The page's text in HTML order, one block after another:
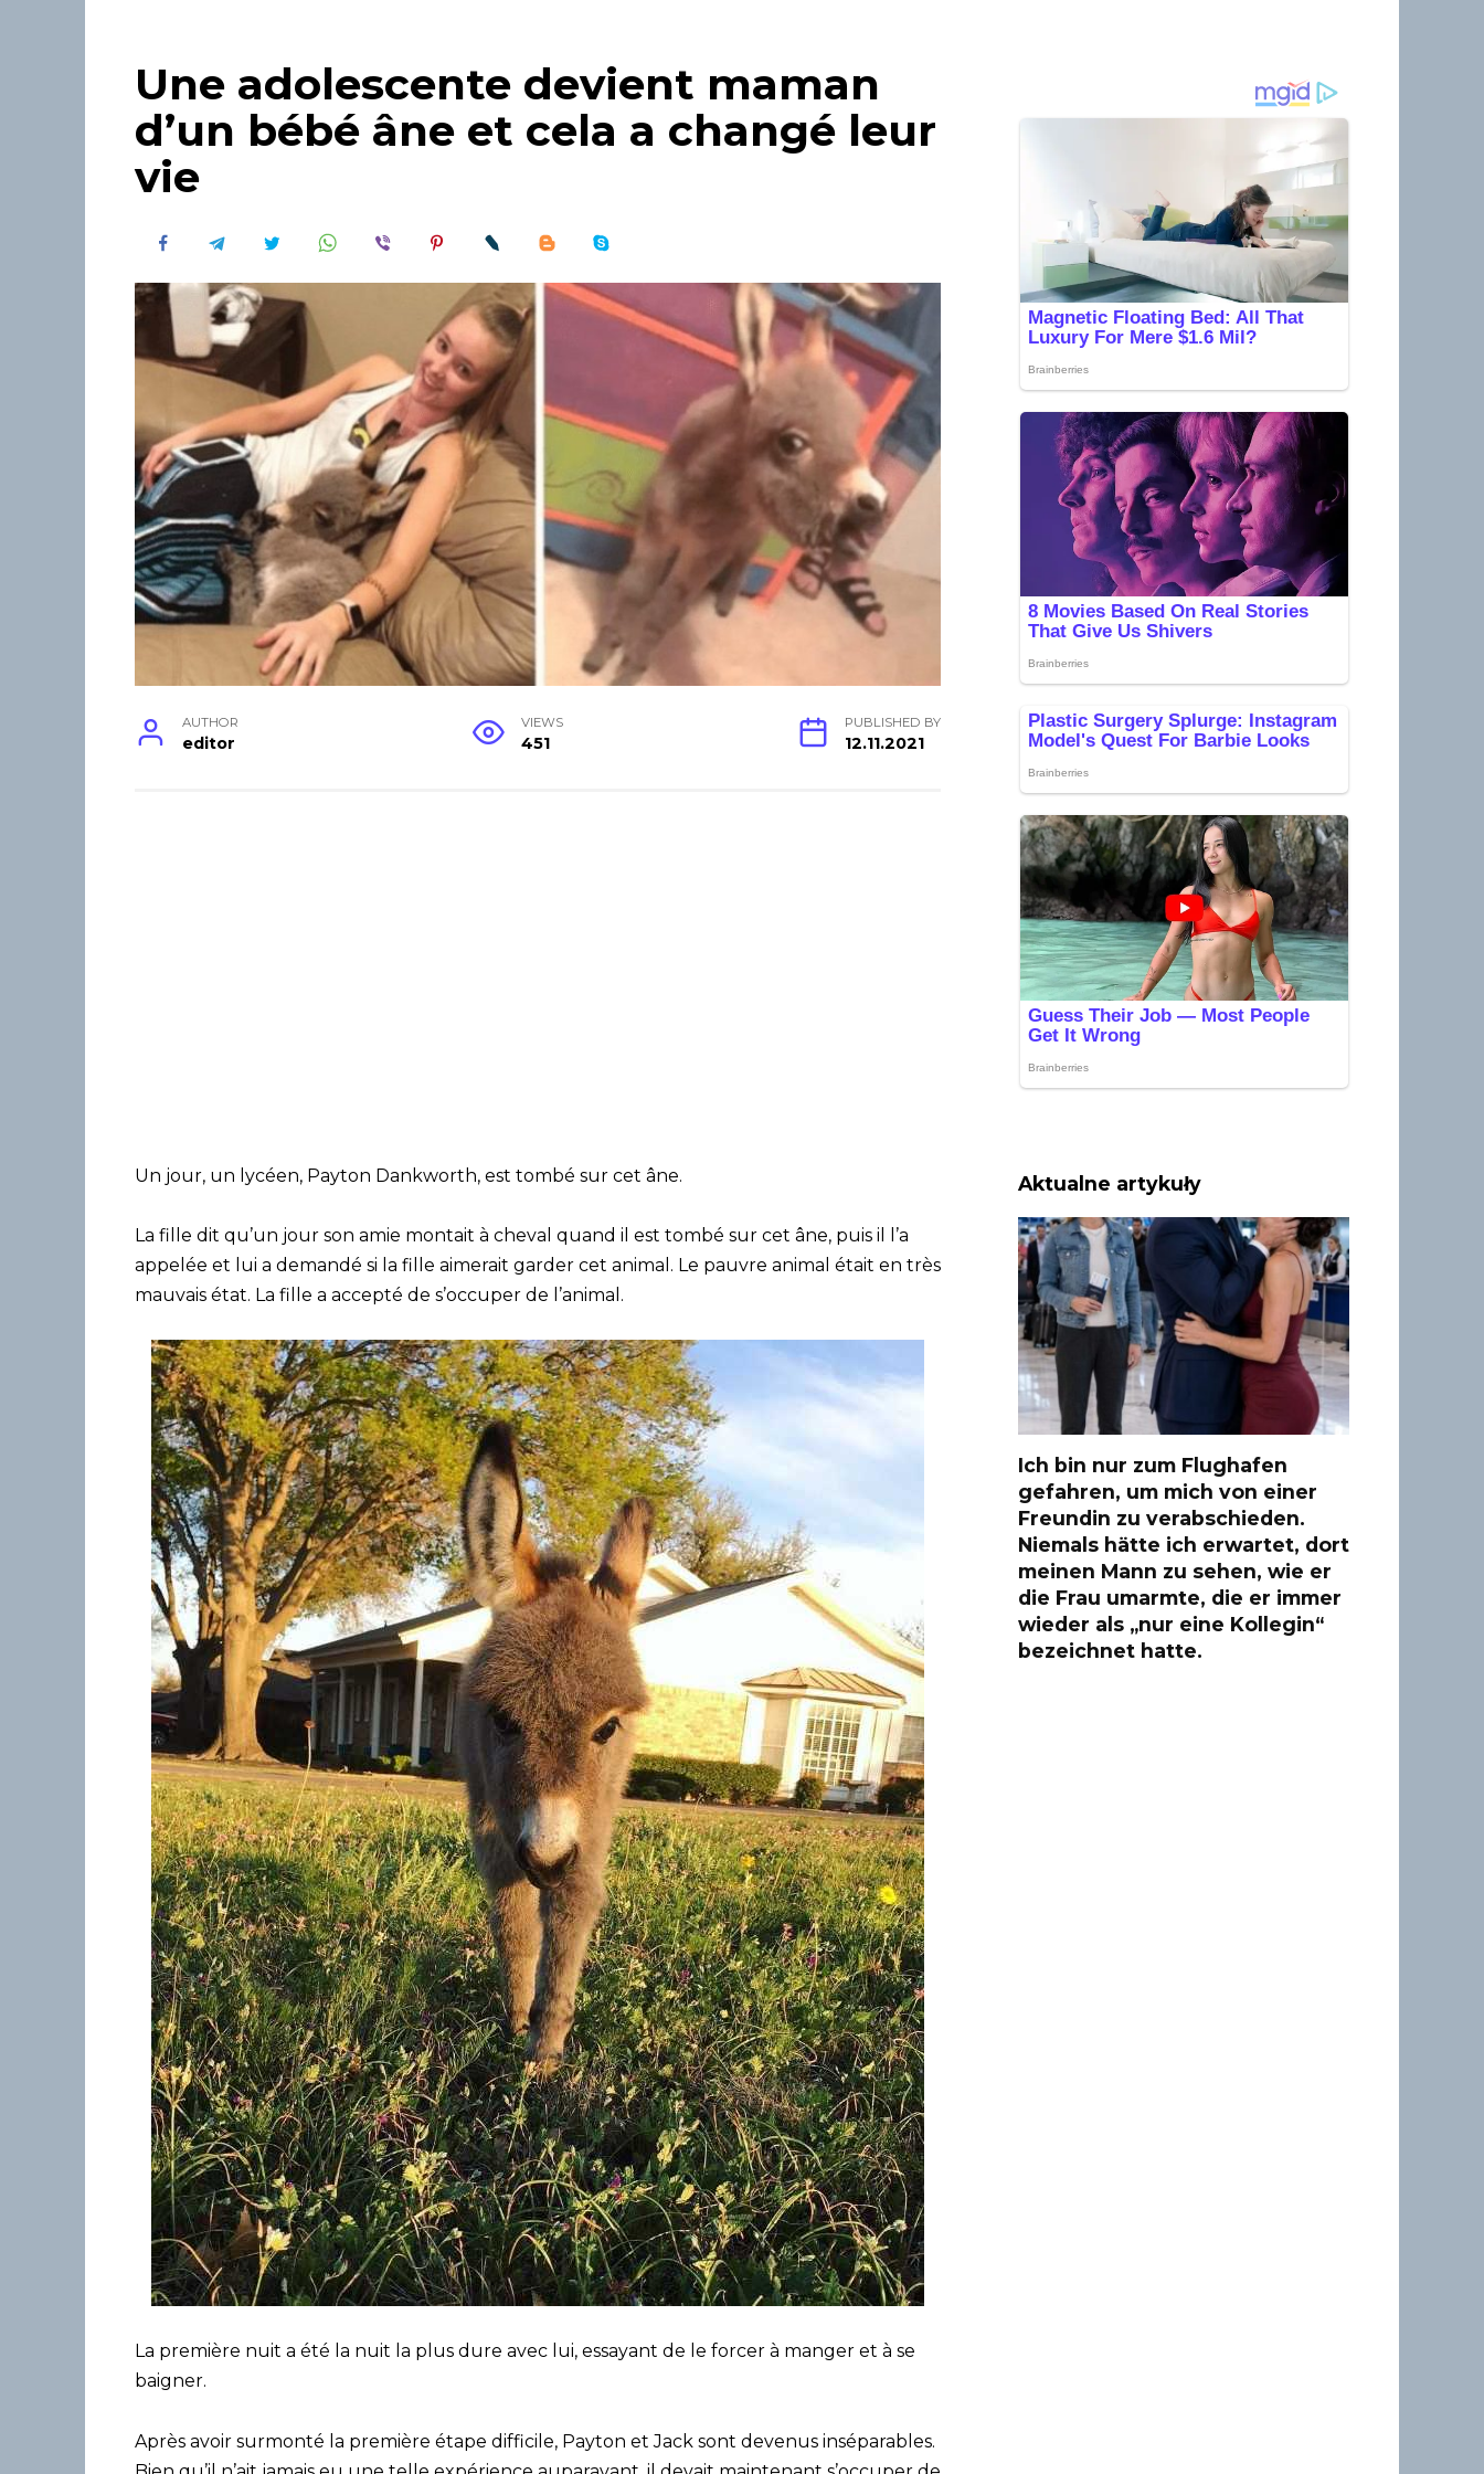
Une adolescente devient maman
d’un bébé âne et cela a changé leur
vie
AUTHOR
editor
VIEWS
451
PUBLISHED BY
12.11.2021
Un jour, un lycéen, Payton Dankworth, est tombé sur cet âne.
La fille dit qu’un jour son amie montait à cheval quand il est tombé sur cet âne, puis il l’a
appelée et lui a demandé si la fille aimerait garder cet animal. Le pauvre animal était en très
mauvais état. La fille a accepté de s’occuper de l’animal.
La première nuit a été la nuit la plus dure avec lui, essayant de le forcer à manger et à se
baigner.
Après avoir surmonté la première étape difficile, Payton et Jack sont devenus inséparables.
Aktualne artykuły
Ich bin nur zum Flughafen
gefahren, um mich von einer
Freundin zu verabschieden.
Niemals hätte ich erwartet, dort
meinen Mann zu sehen, wie er
die Frau umarmte, die er immer
wieder als „nur eine Kollegin“
bezeichnet hatte.